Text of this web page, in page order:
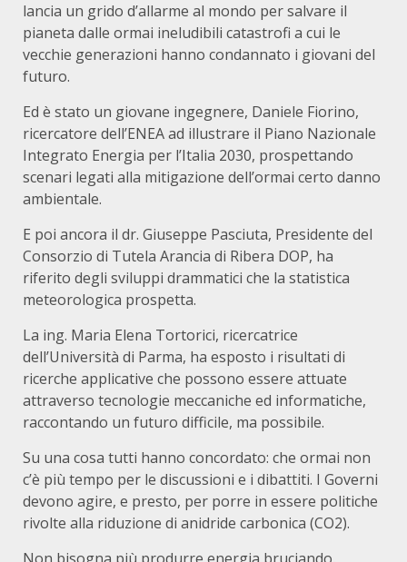
lancia un grido d’allarme al mondo per salvare il
pianeta dalle ormai ineludibili catastrofi a cui le
vecchie generazioni hanno condannato i giovani del
futuro.
Ed è stato un giovane ingegnere, Daniele Fiorino,
ricercatore dell’ENEA ad illustrare il Piano Nazionale
Integrato Energia per l’Italia 2030, prospettando
scenari legati alla mitigazione dell’ormai certo danno
ambientale.
E poi ancora il dr. Giuseppe Pasciuta, Presidente del
Consorzio di Tutela Arancia di Ribera DOP, ha
riferito degli sviluppi drammatici che la statistica
meteorologica prospetta.
La ing. Maria Elena Tortorici, ricercatrice
dell’Università di Parma, ha esposto i risultati di
ricerche applicative che possono essere attuate
attraverso tecnologie meccaniche ed informatiche,
raccontando un futuro difficile, ma possibile.
Su una cosa tutti hanno concordato: che ormai non
c’è più tempo per le discussioni e i dibattiti. I Governi
devono agire, e presto, per porre in essere politiche
rivolte alla riduzione di anidride carbonica (CO2).